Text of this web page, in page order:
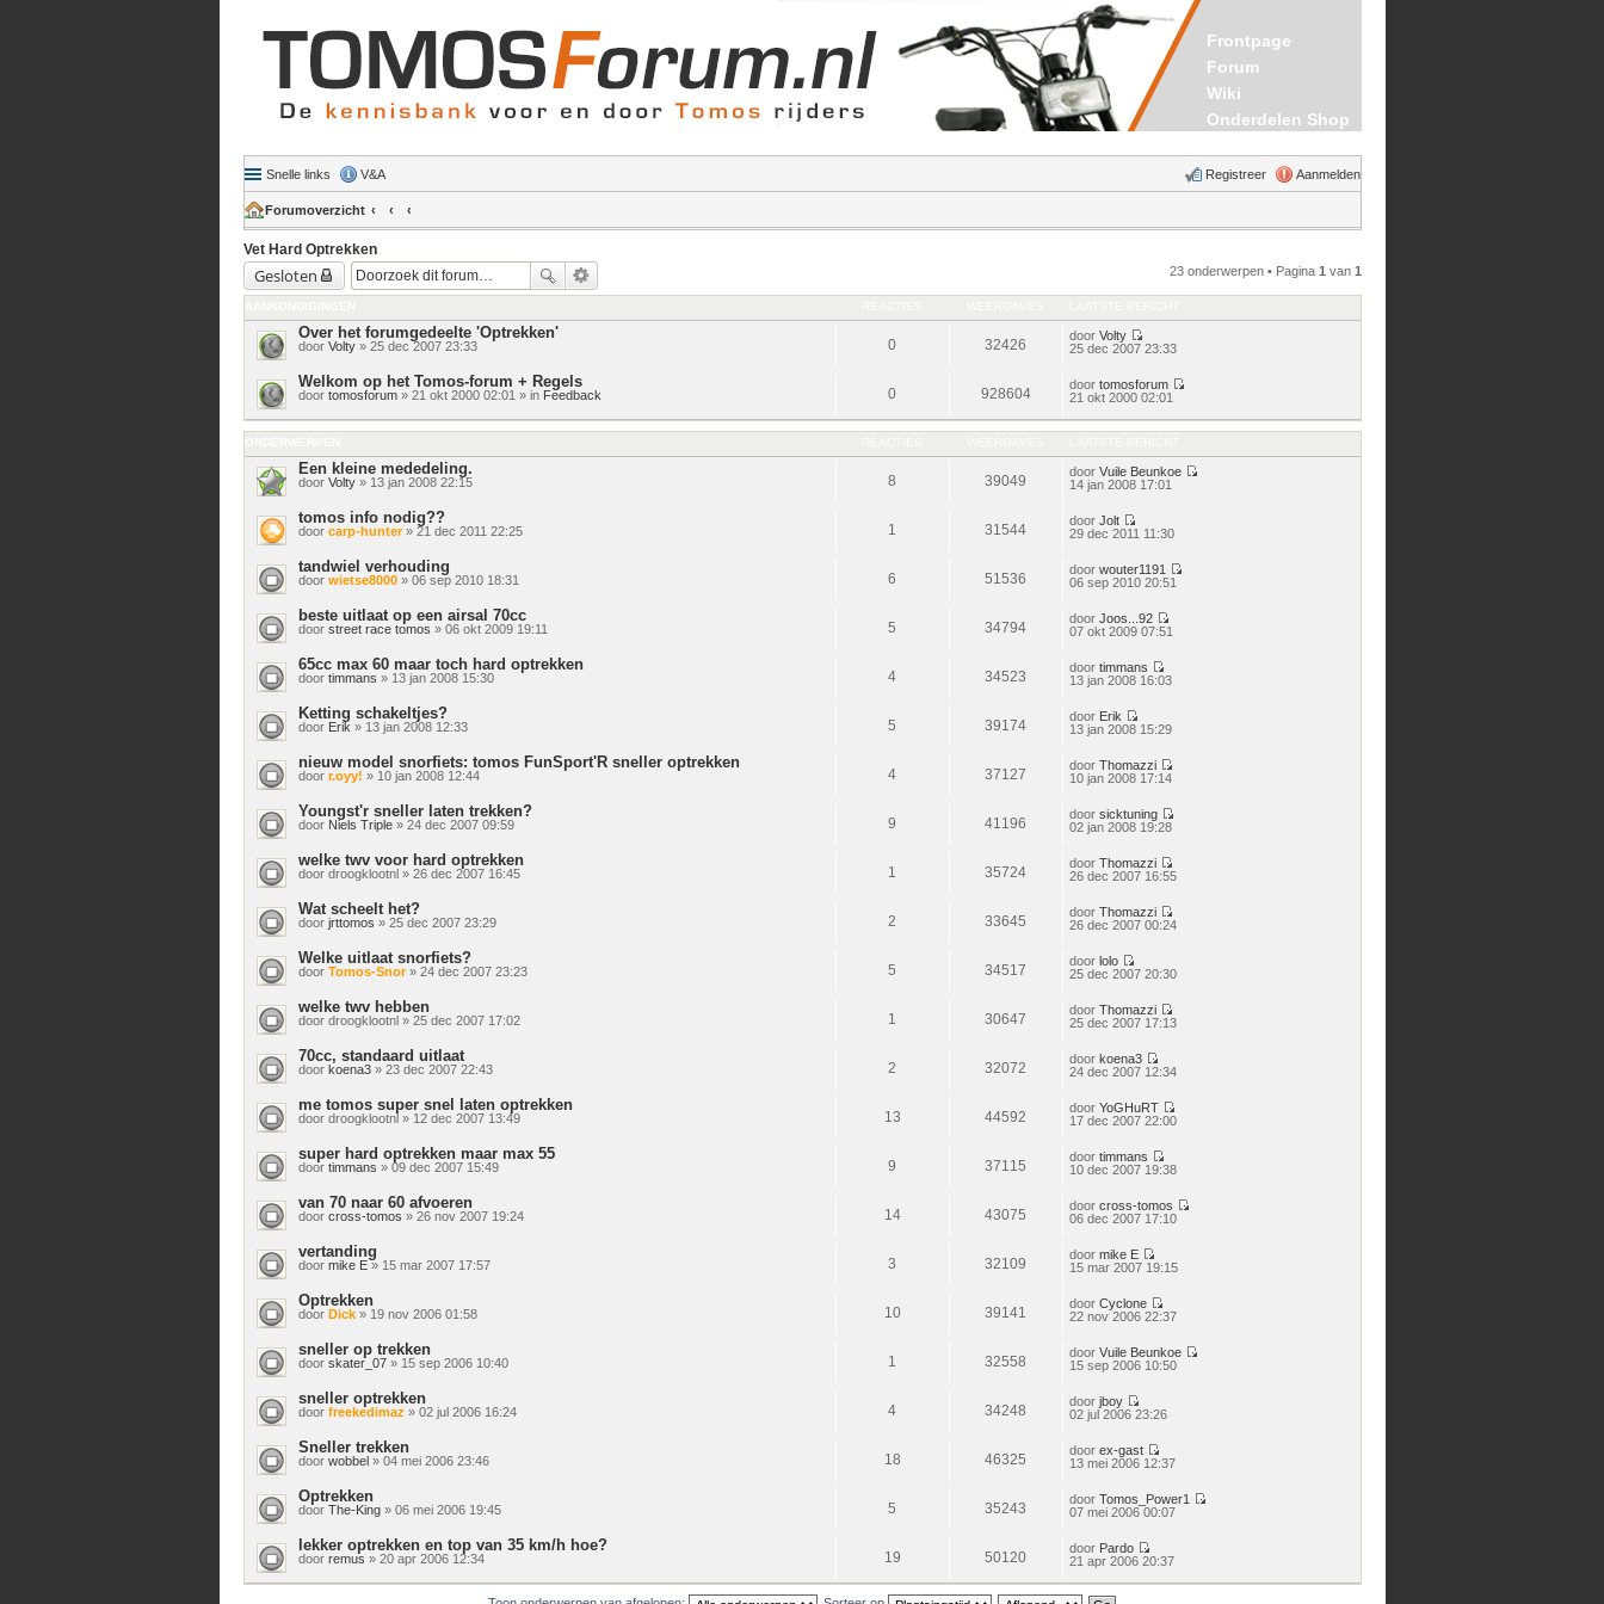
Frontpage
Forum
Wiki
Onderdelen Shop
Snelle links V&A Aanmelden
Registreer
Forumoverzicht
Vet Hard Optrekken
Gesloten 23 onderwerpen • Pagina 1 van 1
Over het forumgedeelte 'Optrekken'
door Volty» 25 dec 2007 23:33 0 32426
door Volty
Bekijk
25 dec 2007 23:33
Welkom op het Tomos-forum + Regels
door tomosforum» 21 okt 2000 02:01 » in Feedback 0 928604
door tomosforum
bericht
21 okt 2000 02:01
Een kleine mededeling.
door Volty» 13 jan 2008 22:15 8 39049
door Vuile Beunkoe
14 jan 2008 17:01
tomos info nodig??
door carp-hunter» 21 dec 2011 22:25 1 31544
door Jolt
Bekijk
29 dec 2011 11:30
tandwiel verhouding
door wietse8000» 06 sep 2010 18:31 6 51536
door wouter1191
06 sep 2010 20:51
beste uitlaat op een airsal 70cc
door street race tomos » 06 okt 2009 19:11 5 34794
door Joos...92
Bekijk
07 okt 2009 07:51
65cc max 60 maar toch hard optrekken
door timmans » 13 jan 2008 15:30 4 34523
door timmans
Bekijk
13 jan 2008 16:03
Ketting schakeltjes?
door Erik » 13 jan 2008 12:33 5 39174
door Erik
Bekijk
13 jan 2008 15:29
nieuw model snorfiets: tomos FunSport'R sneller optrekken
door r.oyy! » 10 jan 2008 12:44 4 37127
door Thomazzi
10 jan 2008 17:14
Youngst'r sneller laten trekken?
door Niels Triple» 24 dec 2007 09:59 9 41196
door sicktuning
02 jan 2008 19:28
welke twv voor hard optrekken
door droogklootnl» 26 dec 2007 16:45 1 35724
door Thomazzi
Bekijk
26 dec 2007 16:55
Wat scheelt het?
door jrttomos » 25 dec 2007 23:29 2 33645
door Thomazzi
Bekijk
26 dec 2007 00:24
Welke uitlaat snorfiets?
door Tomos-Snor» 24 dec 2007 23:23 5 34517
door lolo
Bekijk
25 dec 2007 20:30
welke twv hebben
door droogklootnl» 25 dec 2007 17:02 1 30647
door Thomazzi
Bekijk
25 dec 2007 17:13
70cc, standaard uitlaat
door koena3» 23 dec 2007 22:43 2 32072
door koena3
Bekijk
24 dec 2007 12:34
me tomos super snel laten optrekken
door droogklootnl» 12 dec 2007 13:49 13 44592
door YoGHuRT
Bekijk
17 dec 2007 22:00
super hard optrekken maar max 55
door timmans » 09 dec 2007 15:49 9 37115
door timmans
Bekijk
10 dec 2007 19:38
van 70 naar 60 afvoeren
door cross-tomos » 26 nov 2007 19:24 14 43075
door cross-tomos
06 dec 2007 17:10
vertanding
door mike E» 15 mar 2007 17:57 3 32109
door mike E
Bekijk
15 mar 2007 19:15
Optrekken
door Dick» 19 nov 2006 01:58 10 39141
door Cyclone
Bekijk
22 nov 2006 22:37
sneller op trekken
door skater_07» 15 sep 2006 10:40 1 32558
door Vuile Beunkoe
15 sep 2006 10:50
sneller optrekken
door freekedimaz » 02 jul 2006 16:24 4 34248
door jboy
Bekijk
02 jul 2006 23:26
Sneller trekken
door wobbel» 04 mei 2006 23:46 18 46325
door ex-gast
Bekijk
13 mei 2006 12:37
Optrekken
door The-King» 06 mei 2006 19:45 5 35243
door Tomos_Power1
07 mei 2006 00:07
lekker optrekken en top van 35 km/h hoe?
door remus » 20 apr 2006 12:34 19 50120
door Pardo
Bekijk
bericht
21 apr 2006 20:37